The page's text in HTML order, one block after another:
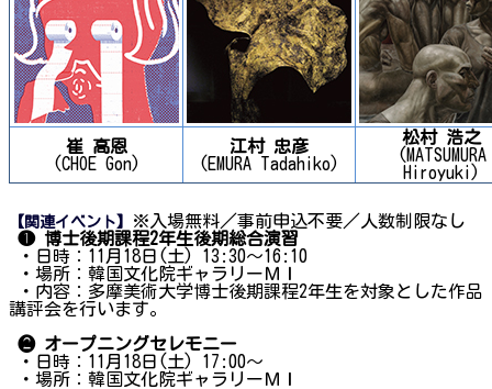
崔 高恩
(CHOE Gon)
江村 忠彦
(EMURA Tadahiko)
松村 浩之
(MATSUMURA
Hiroyuki)
【関連イベント】
※入場無料／事前申込不要／人数制限なし
❶ 博士後期課程2年生後期総合演習
・日時：11月18日(土) 13:30～16:10
・場所：韓国文化院ギャラリーＭＩ
・内容：多摩美術大学博士後期課程2年生を対象とした作品
講評会を行います。
❷ オープニングセレモニー
・日時：11月18日(土) 17:00～
・場所：韓国文化院ギャラリーＭＩ